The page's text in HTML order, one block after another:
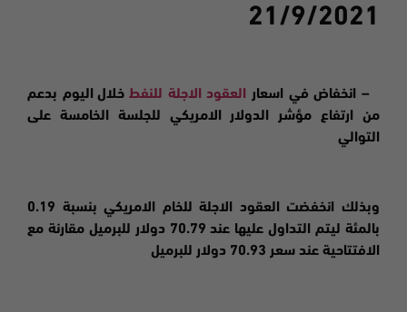
21/9/2021
– انخفاض في اسعار العقود الاجلة للنفط خلال اليوم بدعم
من ارتفاع مؤشر الدولار الامريكي للجلسة الخامسة على
التوالي
وبذلك انخفضت العقود الاجلة للخام الامريكي بنسبة 0.19
بالمئة ليتم التداول عليها عند 70.79 دولار للبرميل مقارنة مع
الافتتاحية عند سعر 70.93 دولار للبرميل